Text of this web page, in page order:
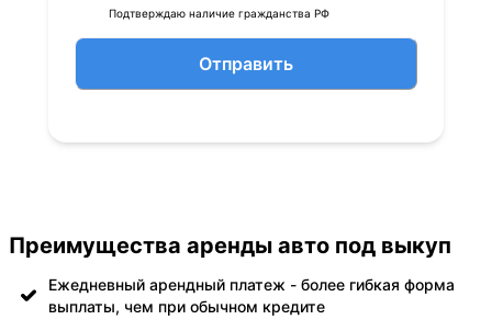
Подтверждаю наличие гражданства РФ
Отправить
Преимущества аренды авто под выкуп
Ежедневный арендный платеж - более гибкая форма
выплаты, чем при обычном кредите